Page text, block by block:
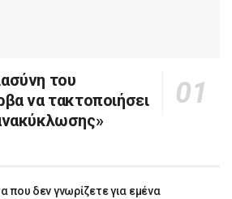
του
να τακτοποιήσει
που δεν γνωρίζετε για εμένα